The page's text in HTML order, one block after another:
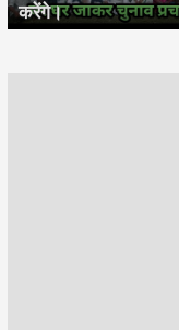
करेंगे।